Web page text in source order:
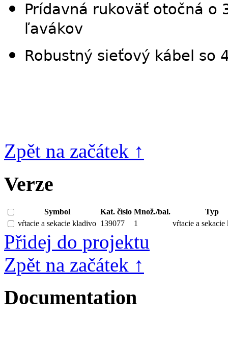
Prídavná rukoväť otočná o
ľavákov
Robustný sieťový kábel so
Zpět na začátek ↑
Verze
Symbol Kat. číslo Množ./bal.
Typ
vŕtacie a sekacie kladivo 139077 1 vŕtacie a
Přidej do projektu
Zpět na začátek ↑
Documentation